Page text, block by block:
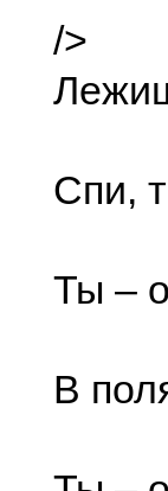
/>
Спи,
Ты –
В